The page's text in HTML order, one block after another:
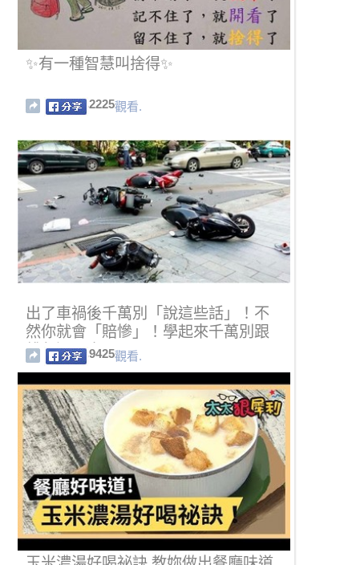
✨有一種智慧叫捨得✨
2225觀看.
出了車禍後千萬別「說這些話」！不
然你就會「賠慘」！學起來千萬別跟
錢包過不去啊！！
9425觀看.